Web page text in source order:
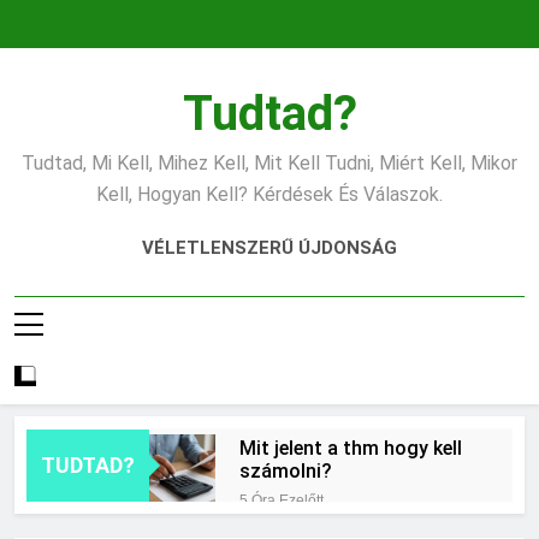
Tudtad?
Tudtad, Mi Kell, Mihez Kell, Mit Kell Tudni, Miért Kell, Mikor
Kell, Hogyan Kell? Kérdések És Válaszok.
VÉLETLENSZERŰ ÚJDONSÁG
TUDTAD?
Mit jelent a thm hogy kell
számolni?
5 Óra Ezelőtt